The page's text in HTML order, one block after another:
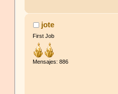
jote
First Job
Mensajes: 886